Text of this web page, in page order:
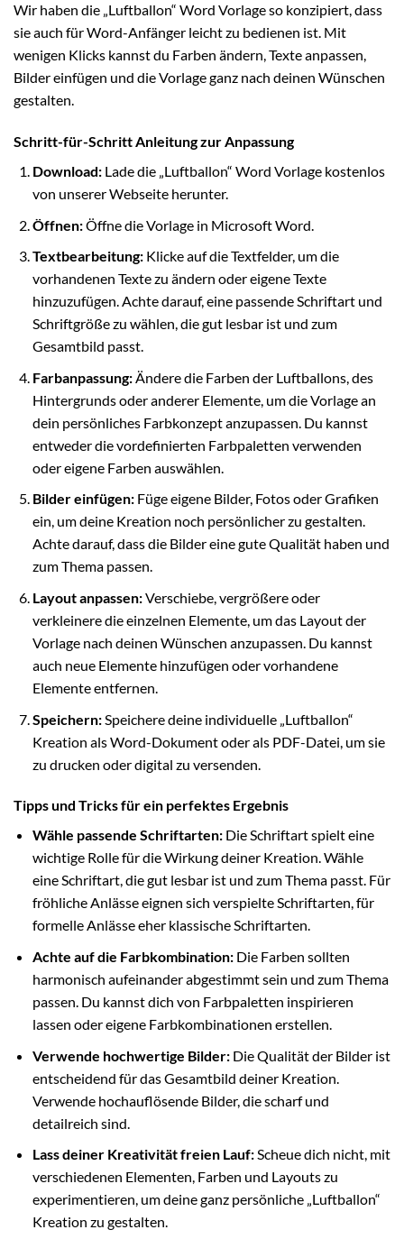
Wir haben die „Luftballon“ Word Vorlage so konzipiert, dass
sie auch für Word-Anfänger leicht zu bedienen ist. Mit
wenigen Klicks kannst du Farben ändern, Texte anpassen,
Bilder einfügen und die Vorlage ganz nach deinen Wünschen
gestalten.
Schritt-für-Schritt Anleitung zur Anpassung
Download:Lade die „Luftballon“ Word Vorlage kostenlos
von unserer Webseite herunter.
Öffnen:Öffne die Vorlage in Microsoft Word.
Textbearbeitung:Klicke auf die Textfelder, um die
vorhandenen Texte zu ändern oder eigene Texte
hinzuzufügen. Achte darauf, eine passende Schriftart und
Schriftgröße zu wählen, die gut lesbar ist und zum
Gesamtbild passt.
Farbanpassung:Ändere die Farben der Luftballons, des
Hintergrunds oder anderer Elemente, um die Vorlage an
dein persönliches Farbkonzept anzupassen. Du kannst
entweder die vordefinierten Farbpaletten verwenden
oder eigene Farben auswählen.
Bilder einfügen:Füge eigene Bilder, Fotos oder Grafiken
ein, um deine Kreation noch persönlicher zu gestalten.
Achte darauf, dass die Bilder eine gute Qualität haben und
zum Thema passen.
Layout anpassen:Verschiebe, vergrößere oder
verkleinere die einzelnen Elemente, um das Layout der
Vorlage nach deinen Wünschen anzupassen. Du kannst
auch neue Elemente hinzufügen oder vorhandene
Elemente entfernen.
Speichern:Speichere deine individuelle „Luftballon“
Kreation als Word-Dokument oder als PDF-Datei, um sie
zu drucken oder digital zu versenden.
Tipps und Tricks für ein perfektes Ergebnis
Wähle passende Schriftarten:Die Schriftart spielt eine
wichtige Rolle für die Wirkung deiner Kreation. Wähle
eine Schriftart, die gut lesbar ist und zum Thema passt. Für
fröhliche Anlässe eignen sich verspielte Schriftarten, für
formelle Anlässe eher klassische Schriftarten.
Achte auf die Farbkombination:Die Farben sollten
harmonisch aufeinander abgestimmt sein und zum Thema
passen. Du kannst dich von Farbpaletten inspirieren
lassen oder eigene Farbkombinationen erstellen.
Verwende hochwertige Bilder:Die Qualität der Bilder ist
entscheidend für das Gesamtbild deiner Kreation.
Verwende hochauflösende Bilder, die scharf und
detailreich sind.
Lass deiner Kreativität freien Lauf:Scheue dich nicht, mit
verschiedenen Elementen, Farben und Layouts zu
experimentieren, um deine ganz persönliche „Luftballon“
Kreation zu gestalten.